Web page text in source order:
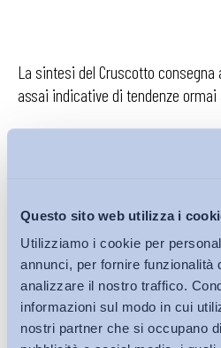
Questo sito web utilizza i
Utilizziamo i cookie per
annunci, per fornire funzionalità
analizzare il nostro traffico.
informazioni sul modo in cui
nostri partner che si occupano
La sintesi del Cruscotto
assai indicative di tendenze
settore vede aumentare il saldo
– l’occupazione ha sofferto gli anni
guerra e dei costi energetici, ma
nel confronto con altre crisi e al
– nella metalmeccanica sono
o a termine ben più bassi di quelli